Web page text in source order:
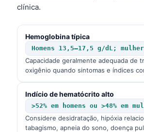
clínica.
Hemoglobina típica
Homens 13,5–17,5 g/dL;
Capacidade geralmente adequada de
oxigênio quando sintomas e índices
Indício de hematócrito alto
>52% em homens ou >48% em
Considere desidratação, hipóxia
tabagismo, apneia do sono, doença